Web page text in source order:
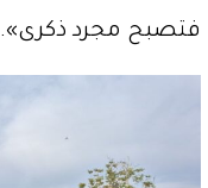
فتصبح مجرد ذكرى».